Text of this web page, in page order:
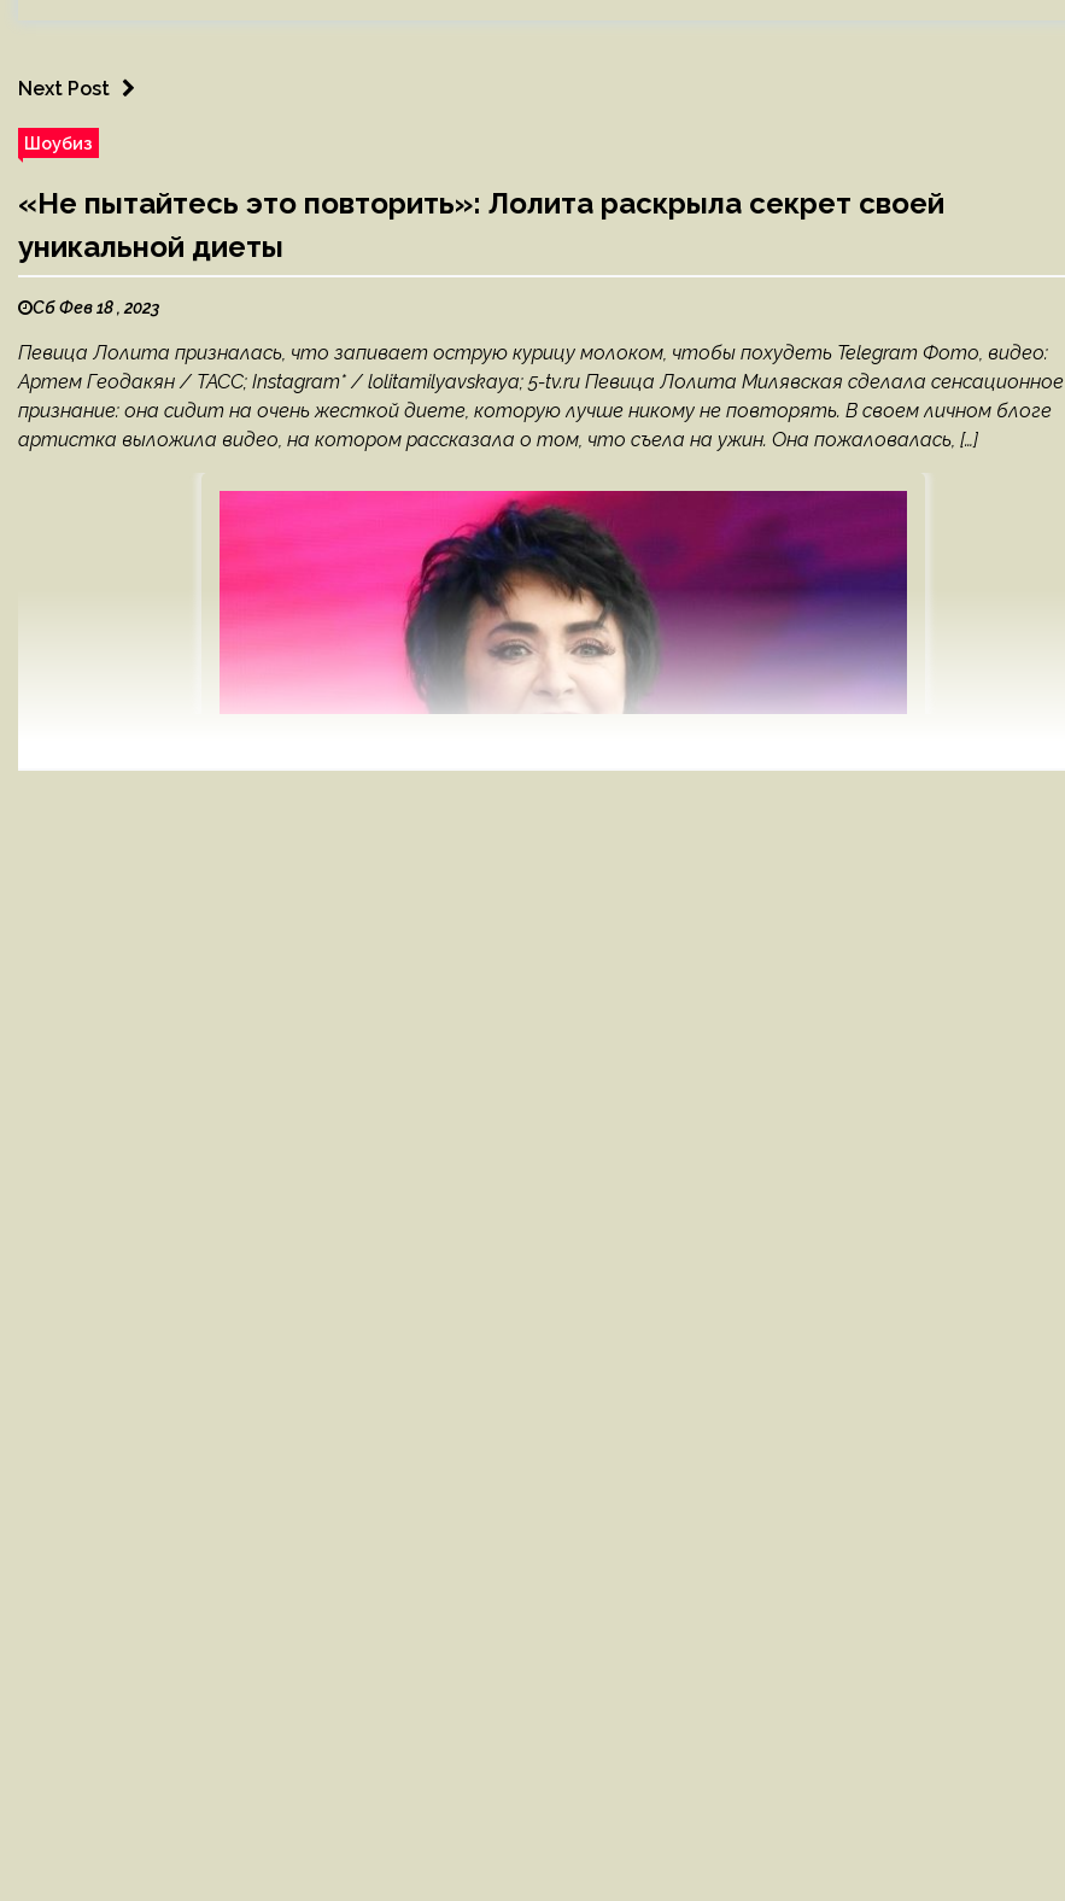
Next Post
Шоубиз
«Не пытайтесь это повторить»: Лолита раскрыла секрет своей
уникальной диеты
Сб Фев 18 , 2023
Певица Лолита призналась, что запивает острую курицу молоком, чтобы похудеть Telegram Фото, видео:
Артем Геодакян / ТАСС; Instagram* / lolitamilyavskaya; 5-tv.ru Певица Лолита Милявская сделала сенсационное
признание: она сидит на очень жесткой диете, которую лучше никому не повторять. В своем личном блоге
артистка выложила видео, на котором рассказала о том, что съела на ужин. Она пожаловалась, […]